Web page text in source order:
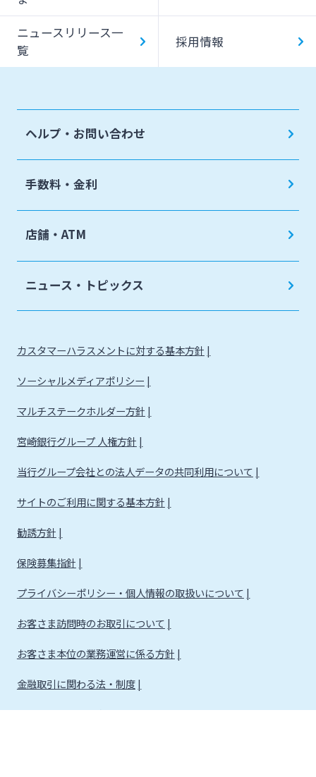
ニュースリリース一
覧
採用情報
ヘルプ・お問い合わせ
手数料・金利
店舗・ATM
ニュース・トピックス
カスタマーハラスメントに対する基本方針
ソーシャルメディアポリシー
マルチステークホルダー方針
宮崎銀行グループ 人権方針
当行グループ会社との法人データの共同利用について
サイトのご利用に関する基本方針
勧誘方針
保険募集指針
プライバシーポリシー・個人情報の取扱いについて
お客さま訪問時のお取引について
お客さま本位の業務運営に係る方針
金融取引に関わる法・制度
金融取引に関わる方針